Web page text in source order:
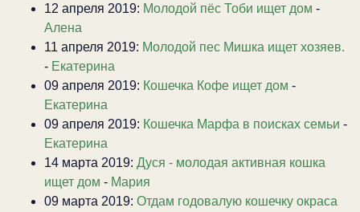
12 апреля 2019: Молодой пёс Тоби ищет дом -
Алена
11 апреля 2019: Молодой пес Мишка ищет хозяев.
- Екатерина
09 апреля 2019: Кошечка Кофе ищет дом -
Екатерина
09 апреля 2019: Кошечка Марфа в поисках семьи -
Екатерина
14 марта 2019: Дуся - молодая активная кошка
ищет дом - Мария
09 марта 2019: Отдам годовалую кошечку окраса